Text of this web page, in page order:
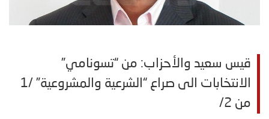
قيس سعيد والأحزاب: من “تسونامي”
الانتخابات الى صراع “الشرعية والمشروعية” /1
من 2/